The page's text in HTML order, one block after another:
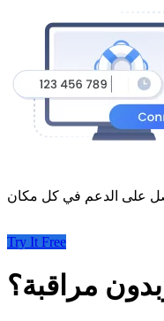
Try It Free
مراقبة؟